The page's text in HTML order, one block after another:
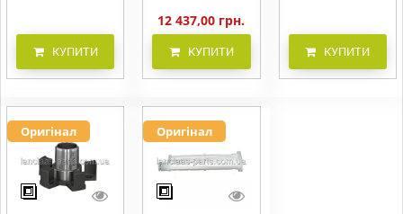
КУПИТИ
12 437,00 грн.
КУПИТИ КУПИТИ
Оригінал Оригінал